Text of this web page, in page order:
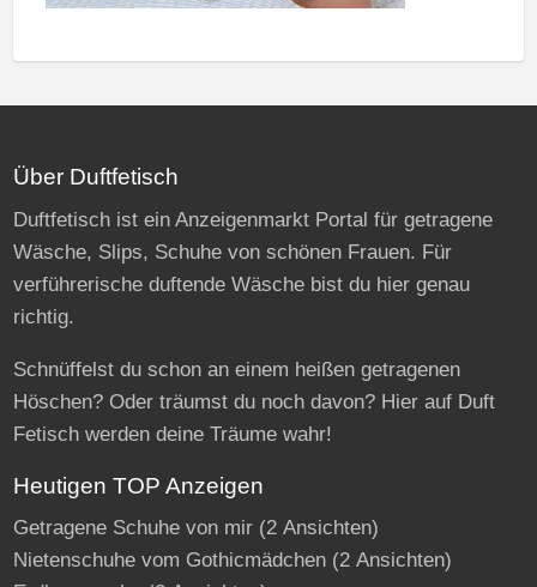
Über Duftfetisch
Duftfetisch ist ein Anzeigenmarkt Portal für getragene
Wäsche, Slips, Schuhe von schönen Frauen. Für
verführerische duftende Wäsche bist du hier genau
richtig.
Schnüffelst du schon an einem heißen getragenen
Höschen? Oder träumst du noch davon? Hier auf Duft
Fetisch werden deine Träume wahr!
Heutigen TOP Anzeigen
Getragene Schuhe von mir(2 Ansichten)
Nietenschuhe vom Gothicmädchen(2 Ansichten)